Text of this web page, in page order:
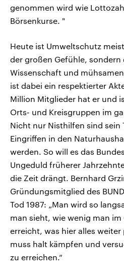
genommen wird wie
Börsenkurse. "
Heute ist Umweltschutz
der großen Gefühle,
Wissenschaft und
ist dabei ein respektierter
Million Mitglieder hat er und
Orts- und Kreisgruppen im
Nicht nur Nisthilfen sind sein
Eingriffen in den
werden. So will es das
Ungeduld früherer
die Zeit drängt. Bernhard
Gründungsmitglied des
Tod 1987: „Man wird so
man sieht, wie wenig man
erreicht, was hier alles weiter
muss halt kämpfen und
zu erreichen.“